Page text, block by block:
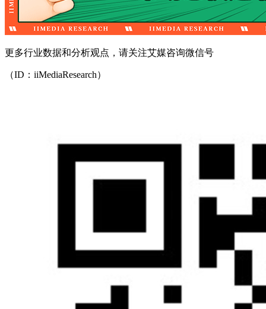
更多行业数据和分析观点，请关注艾媒咨询微信号
（ID：iiMediaResearch）